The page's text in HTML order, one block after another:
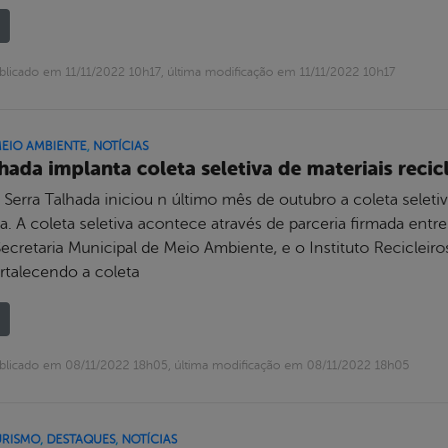
em 11/11/2022 10h17, última modificação em 11/11/2022 10h17
AMBIENTE, NOTÍCIAS
implanta coleta seletiva de materiais
Serra Talhada iniciou n último mês de outubro a coleta
A coleta seletiva acontece através de parceria firmada entre
Municipal de Meio Ambiente, e o Instituto
a coleta
em 08/11/2022 18h05, última modificação em 08/11/2022 18h05
, DESTAQUES, NOTÍCIAS